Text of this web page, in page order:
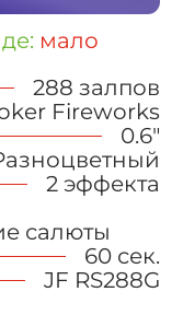
мало
288 залпов
Fireworks
0.6"
2 эффекта
салюты
60 сек.
JF RS288G